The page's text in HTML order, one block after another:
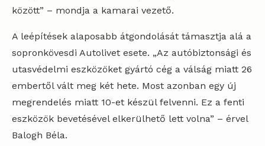
között” – mondja a kamarai vezető.
A leépítések alaposabb átgondolását támasztja alá a
sopronkövesdi Autolivet esete. „Az autóbiztonsági és
utasvédelmi eszközöket gyártó cég a válság miatt 26
embertől vált meg két hete. Most azonban egy új
megrendelés miatt 10-et készül felvenni. Ez a fenti
eszközök bevetésével elkerülhető lett volna” – érvel
Balogh Béla.